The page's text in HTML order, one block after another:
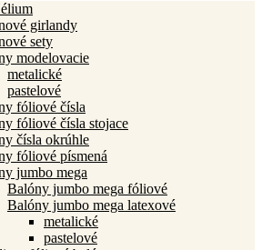
girlandy
sety
modelovacie
metalické
pastelové
fóliové čísla
fóliové čísla stojace
čísla okrúhle
fóliové písmená
jumbo mega
Balóny jumbo mega fóliové
Balóny jumbo mega latexové
metalické
pastelové